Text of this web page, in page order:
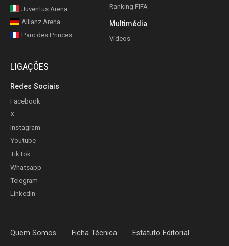
Juventus Arena
Allianz Arena
Parc des Princes
Ranking FIFA
Multimédia
Vídeos
LIGAÇÕES
Redes Sociais
Facebook
X
Instagram
Youtube
TikTok
Whatsapp
Telegram
Linkedin
Quem Somos Ficha Técnica Estatuto Editorial